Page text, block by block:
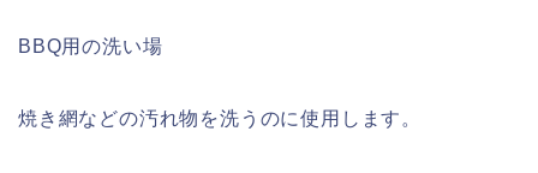
BBQ用の洗い場
焼き網などの汚れ物を洗うのに使用します。